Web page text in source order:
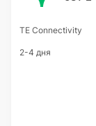
TE Connectivity
2-4 дня